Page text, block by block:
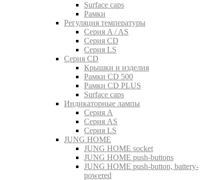
Surface caps
Рамки
Регуляция температуры
Серия A / AS
Серия CD
Серия LS
Серия CD
Крышки и изделия
Рамки CD 500
Рамки CD PLUS
Surface caps
Индикаторные лампы
Серия A
Серия AS
Серия LS
JUNG HOME
JUNG HOME socket
JUNG HOME push-buttons
JUNG HOME push-button, battery-
powered